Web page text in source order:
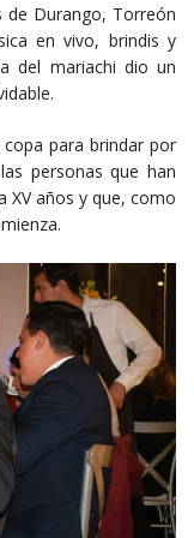
de Durango, Torreón
en vivo, brindis y
del mariachi dio un
para brindar por
personas que han
XV años y que, como